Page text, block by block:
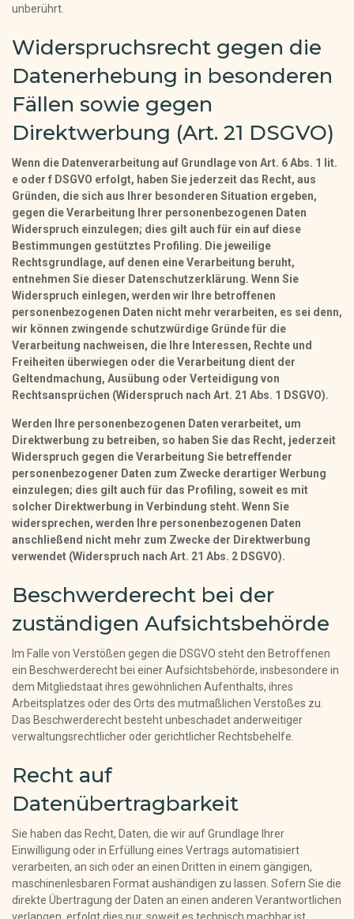
unberührt.
Widerspruchsrecht gegen die
Datenerhebung in besonderen
Fällen sowie gegen
Direktwerbung (Art. 21 DSGVO)
Wenn die Datenverarbeitung auf Grundlage von Art. 6 Abs. 1 lit.
e oder f DSGVO erfolgt, haben Sie jederzeit das Recht, aus
Gründen, die sich aus Ihrer besonderen Situation ergeben,
gegen die Verarbeitung Ihrer personenbezogenen Daten
Widerspruch einzulegen; dies gilt auch für ein auf diese
Bestimmungen gestütztes Profiling. Die jeweilige
Rechtsgrundlage, auf denen eine Verarbeitung beruht,
entnehmen Sie dieser Datenschutzerklärung. Wenn Sie
Widerspruch einlegen, werden wir Ihre betroffenen
personenbezogenen Daten nicht mehr verarbeiten, es sei denn,
wir können zwingende schutzwürdige Gründe für die
Verarbeitung nachweisen, die Ihre Interessen, Rechte und
Freiheiten überwiegen oder die Verarbeitung dient der
Geltendmachung, Ausübung oder Verteidigung von
Rechtsansprüchen (Widerspruch nach Art. 21 Abs. 1 DSGVO).
Werden Ihre personenbezogenen Daten verarbeitet, um
Direktwerbung zu betreiben, so haben Sie das Recht, jederzeit
Widerspruch gegen die Verarbeitung Sie betreffender
personenbezogener Daten zum Zwecke derartiger Werbung
einzulegen; dies gilt auch für das Profiling, soweit es mit
solcher Direktwerbung in Verbindung steht. Wenn Sie
widersprechen, werden Ihre personenbezogenen Daten
anschließend nicht mehr zum Zwecke der Direktwerbung
verwendet (Widerspruch nach Art. 21 Abs. 2 DSGVO).
Beschwerderecht bei der
zuständigen Aufsichtsbehörde
Im Falle von Verstößen gegen die DSGVO steht den Betroffenen
ein Beschwerderecht bei einer Aufsichtsbehörde, insbesondere in
dem Mitgliedstaat ihres gewöhnlichen Aufenthalts, ihres
Arbeitsplatzes oder des Orts des mutmaßlichen Verstoßes zu.
Das Beschwerderecht besteht unbeschadet anderweitiger
verwaltungsrechtlicher oder gerichtlicher Rechtsbehelfe.
Recht auf
Datenübertragbarkeit
Sie haben das Recht, Daten, die wir auf Grundlage Ihrer
Einwilligung oder in Erfüllung eines Vertrags automatisiert
verarbeiten, an sich oder an einen Dritten in einem gängigen,
maschinenlesbaren Format aushändigen zu lassen. Sofern Sie die
direkte Übertragung der Daten an einen anderen Verantwortlichen